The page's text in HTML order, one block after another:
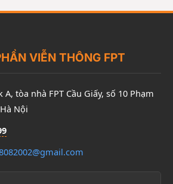
VIỄN THÔNG FPT
A, tòa nhà FPT Cầu Giấy, số 10 Phạm
Nội